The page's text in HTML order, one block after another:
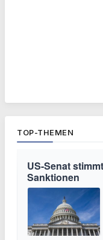
TOP-THEMEN
US-Senat
Sanktionen